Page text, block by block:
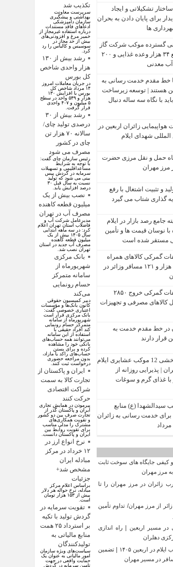
تشکیلاتی و ایجاد
برای پایان دادن به بحران‌
ها
گسترده موکب شرکت گاز
ایلام با توزیع ۳۴ هزار وعده غذایی و ۲۰۰
معدنی
خط مقدم خدمت ‌رسانی به
هستند | توسعه زیرساخت
با نگاه سه‌ ساله دنبال
زائران اربعین در
المللی شهدای ایلام
حمل‌ و نقل مرزی حضرت
مرز مهران
و تثبیت اشتغال با رفع
گذاری شتاب می‌ گیرد
جامع رصد بازار در ایلام
نوسان قیمت‌ ها و تأمین
مستقر شده است
گمرکی کالاهای همراه
بیش از ۸۰۰ هزار و ۱۲۱ مسافر وزائر در
انجام تشریفات گمرکی خروج ۲۸۵۰
کالاهای مصرفی و تجهیزات
در خط مقدم خدمت به
قرار دارند
مدیریت چرخشی 12 موکب‌ عشایری ایلام
| پذیرایی روزانه از
با غذای گرم و سوغات
سیدالشهدا (ع) منابع
برای خدمت‌ رسانی به زائران
کیفی جایگاه‌ های سوخت ثابت
مرز مهران
زائران در مرز مهران را تا
۲.۵ میلیون زائر از مرز مهران/ تداوم تأمین
مسیر اربعین | راه‌ اندازی
دهلران
تلاش جهادی آب و فاضلاب ایلام در اربعین ۱۴۰۵ | تضمین
تکذیب شد
سرپرست معاونت
بهداشتی و پیشگیری
سازمان دامپزشکی
ادعاهای فاقد مستندات
درباره استفاده غیرمجاز از
خمیر مرغ و افزودنی‌های
بیش از حد مجاز در
سوسیس و کالباس را رد
کرد.
رشد بیش از ۱۳۰
هزار واحدی شاخص
کل بورس
در جریان معاملات امروز
۱۴ مرداد شاخص کل
بورس با افزایش ۱۳۰
هزار و ۵۴۹ واحد در سطح
۵ میلیون و ۴۰۷ واحدی
قرار گرفت.
رشد بیش از ۳۰
درصدی تولید چای/
سالانه ۷۰ هزار تن
چای در کشور
مصرف می شود
رئیس سازمان چای گفت:
با توجه به شرایط
مساعداقلیمی و تسهیلات
سرمایه در گردش پیس
بینی می شود که تولید
نسبت به سال قبل ۳۰
درصد افزایش یابد.
نصب بیش از یک
میلیون قطعه کاهنده
مصرف آب در تهران
مدیرعامل شرکت آب و
فاضلاب استان تهران اعلام
کرد: در سه ماهه ابتدایی
سال ۱۴۰۵ بیش از یک
میلیون قطعه کاهنده
مصرف آب جدید در استان
تهران نصب شد.
بانک مرکزی
شهریورماه از
سامانه متمرکز
حسام رونمایی
می‌کند
دبیر کمیسیون حقوقی
کانون بانک‌ها و مؤسسات
اعتباری خصوصی گفت:
بانک مرکزی قرار است
شهریورماه از سامانه
متمرکز حسام رونمایی
کند افراد حقیقی با
استفاده از این سامانه
می‌توانند همه حساب‌های
بانکی خود را مشاهده
کرده و برای بستن
حساب‌های راکد یا مازاد،
بدون مراجعه حضوری
درخواست ثبت کنند.
ایران و پاکستان از
تجارت کالا به سمت
شراکت اقتصادی
حرکت کنند
پیرموذن در همایش تجاری
ایران و پاکستان گذر از
تجارت صرف بین دو کشور
و تقویت همکاری‌های
مشترک را مدلی مناسب
برای تقویت روابط بین
ایران و پاکستان دانست.
نرخ انواع ارز در
۱۲ خرداد در مرکز
مبادله ایران
مشخص شد+
جزئیات
براساس اعلام مرکز
مبادله، نرخ حواله هر دلار
بیش از ۱۵۳ هزار تومان
است.
تقویت سرمایه در
گردش تولید با تکیه
بر استرداد ۲۵ همت
منابع مالیاتی به
تولیدکنندگان
سیاست‌های ویژه سازمان
امور مالیاتی به عنوان یک
حمایت واقعی در جهت
تامین سرمایه در گردش